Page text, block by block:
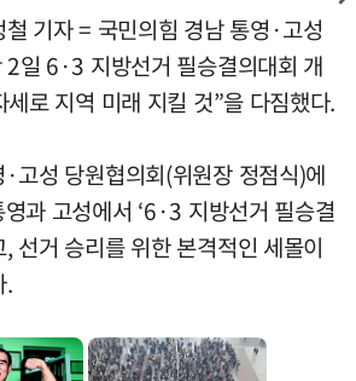
기자 = 국민의힘 경남 통영·고성
2일 6·3 지방선거 필승결의대회 개
로 지역 미래 지킬 것”을 다짐했다.
고성 당원협의회(위원장 정점식)에
과 고성에서 ‘6·3 지방선거 필승결
, 선거 승리를 위한 본격적인 세몰이
.